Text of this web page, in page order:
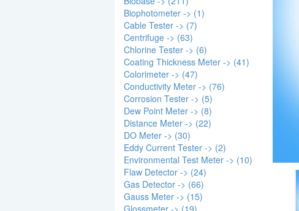
Biophotometer -> (1)
Cable Tester -> (7)
Centrifuge -> (63)
Chlorine Tester -> (6)
Coating Thickness Meter -> (41)
Colorimeter -> (47)
Conductivity Meter -> (76)
Corrosion Tester -> (5)
Dew Point Meter -> (8)
Distance Meter -> (22)
DO Meter -> (30)
Eddy Current Tester -> (2)
Environmental Test Meter -> (10)
Flaw Detector -> (24)
Gas Detector -> (66)
Gauss Meter -> (15)
Glossmeter -> (19)